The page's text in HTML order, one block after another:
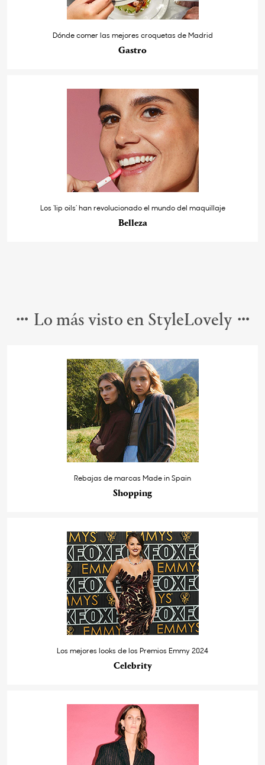
Dónde comer las mejores croquetas de Madrid
Gastro
Los ‘lip oils’ han revolucionado el mundo del maquillaje
Belleza
Lo más visto en StyleLovely
Rebajas de marcas Made in Spain
Shopping
Los mejores looks de los Premios Emmy 2024
Celebrity